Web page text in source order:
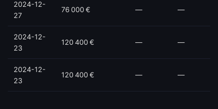
2024-12-
27
76 000 € — —
2024-12-
23
120 400 € — —
2024-12-
23
120 400 € — —